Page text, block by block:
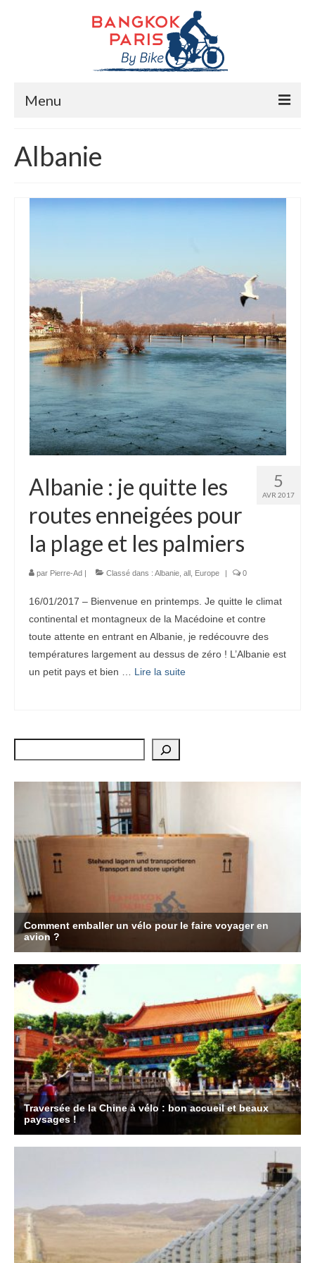
Menu
Préparation bike trip
La route
Presse
Albanie
5
AVR 2017
Albanie : je quitte les
routes enneigées pour
la plage et les palmiers
par Pierre-Ad | Classé dans : Albanie all Europe | 0
16/01/2017 – Bienvenue en printemps. Je quitte le climat
continental et montagneux de la Macédoine et contre
toute attente en entrant en Albanie, je redécouvre des
températures largement au dessus de zéro ! L’Albanie est
un petit pays et bien … Lire la suite­­